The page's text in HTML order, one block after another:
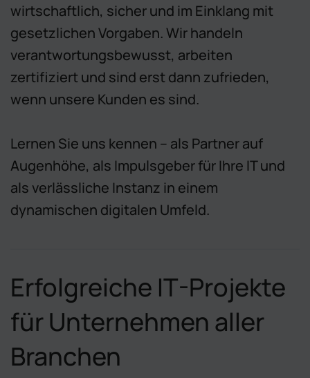
wirtschaftlich, sicher und im Einklang mit
gesetzlichen Vorgaben. Wir handeln
verantwortungsbewusst, arbeiten
zertifiziert und sind erst dann zufrieden,
wenn unsere Kunden es sind.
Lernen Sie uns kennen – als Partner auf
Augenhöhe, als Impulsgeber für Ihre IT und
als verlässliche Instanz in einem
dynamischen digitalen Umfeld.
Erfolgreiche IT-Projekte
für Unternehmen aller
Branchen